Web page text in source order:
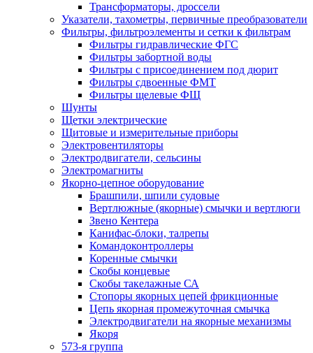
Трансформаторы, дроссели
Указатели, тахометры, первичные преобразователи
Фильтры, фильтроэлементы и сетки к фильтрам
Фильтры гидравлические ФГС
Фильтры забортной воды
Фильтры с присоединением под дюрит
Фильтры сдвоенные ФМТ
Фильтры щелевые ФЩ
Шунты
Щетки электрические
Щитовые и измерительные приборы
Электровентиляторы
Электродвигатели, сельсины
Электромагниты
Якорно-цепное оборудование
Брашпили, шпили судовые
Вертлюжные (якорные) смычки и вертлюги
Звено Кентера
Канифас-блоки, талрепы
Командоконтроллеры
Коренные смычки
Скобы концевые
Скобы такелажные СА
Стопоры якорных цепей фрикционные
Цепь якорная промежуточная смычка
Электродвигатели на якорные механизмы
Якоря
573-я группа